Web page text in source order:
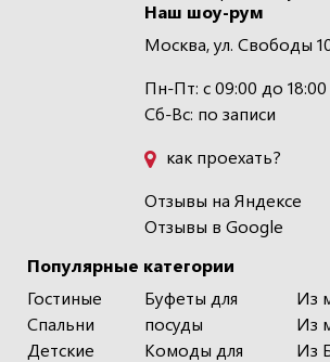
Популярные категории
Гостиные
Спальни
Детские
Буфеты для
посуды
Комоды для
Из
Из
Из
Наш шоу-рум
Москва, ул. Свободы
Пн-Пт: с 09:00 до 18:00
Сб-Вс: по записи
как проехать?
Отзывы на Яндексе
Отзывы в Google